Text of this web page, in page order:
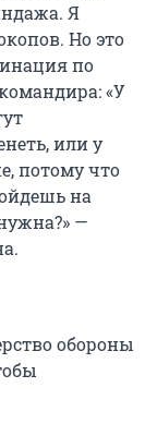
Я
Но это
по
«У
или у
потому что
на
—
обороны